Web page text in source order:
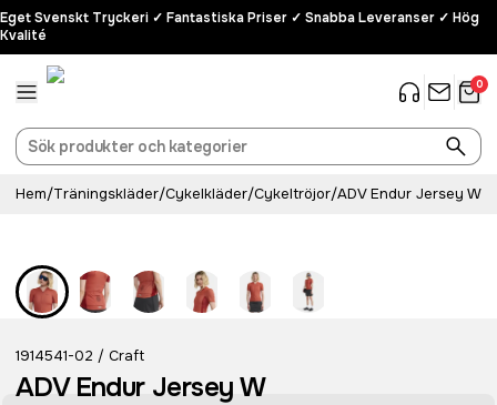
Eget Svenskt Tryckeri ✓ Fantastiska Priser ✓ Snabba Leveranser ✓ Hög
Kvalité
0
Hem/Träningskläder/Cykelkläder/Cykeltröjor/ADV Endur Jersey W
1914541-02 / Craft
ADV Endur Jersey W